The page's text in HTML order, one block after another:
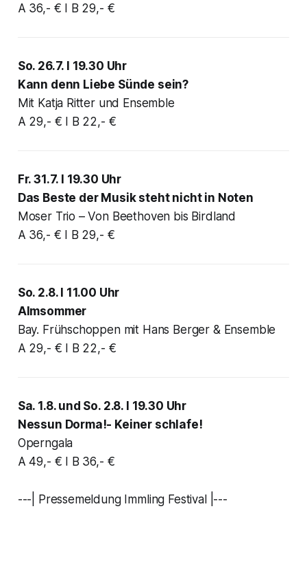
A 36,- € I B 29,- €
So. 26.7. I 19.30 Uhr
Kann denn Liebe Sünde sein?
Mit Katja Ritter und Ensemble
A 29,- € I B 22,- €
Fr. 31.7. I 19.30 Uhr
Das Beste der Musik steht nicht in Noten
Moser Trio – Von Beethoven bis Birdland
A 36,- € I B 29,- €
So. 2.8. I 11.00 Uhr
Almsommer
Bay. Frühschoppen mit Hans Berger & Ensemble
A 29,- € I B 22,- €
Sa. 1.8. und So. 2.8. I 19.30 Uhr
Nessun Dorma!- Keiner schlafe!
Operngala
A 49,- € I B 36,- €
---| Pressemeldung Immling Festival |---